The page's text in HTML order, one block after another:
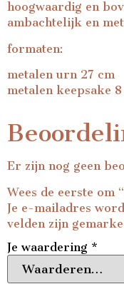
hoogwaardig en
ambachtelijk en
formaten:
metalen urn 27 cm
metalen keepsake
Er zijn nog geen
Wees de eerste om
Je e-mailadres
velden zijn
Je waardering *